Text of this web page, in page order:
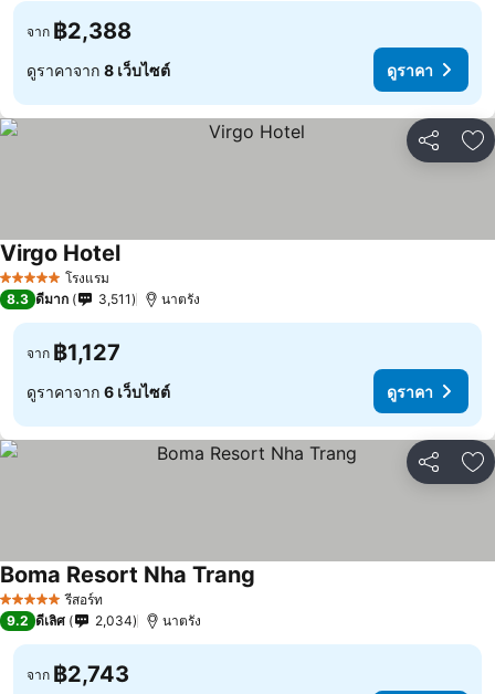
จาก ฿2,388
ดูราคาจาก 8 เว็บไซต์ ดูราคา
แชร์ เ
5 ดาว โรงแรม
Virgo Hotel
8.3 ดีมาก 3,511 นาตรัง
จาก ฿1,127
ดูราคาจาก 6 เว็บไซต์ ดูราคา
แชร์ เ
5 ดาว รีสอร์ท
Boma Resort Nha Trang
9.2 ดีเลิศ 2,034 นาตรัง
จาก ฿2,743